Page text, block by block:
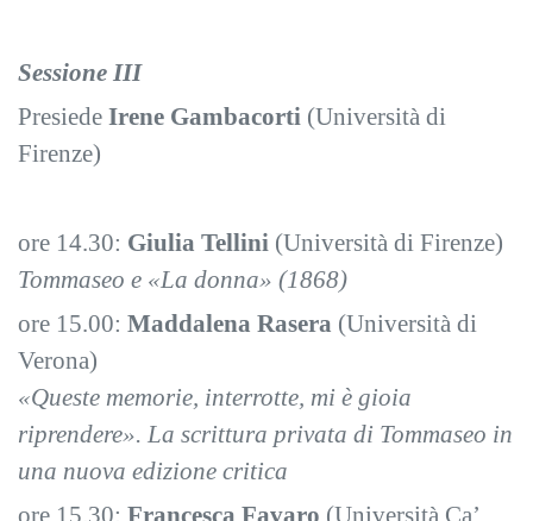
Sessione III
Presiede Irene Gambacorti (Università di
Firenze)
ore 14.30: Giulia Tellini (Università di Firenze)
Tommaseo e «La donna» (1868)
ore 15.00: Maddalena Rasera (Università di
Verona)
«Queste memorie, interrotte, mi è gioia
riprendere». La scrittura privata di Tommaseo in
una nuova edizione critica